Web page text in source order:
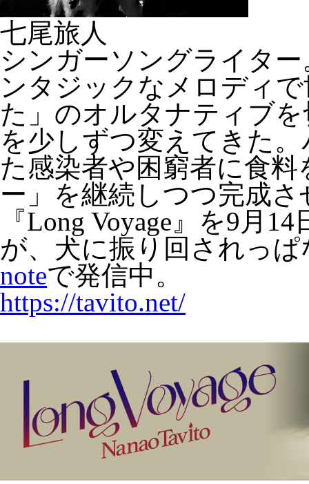
七尾旅人
シンガーソングライタ
ンタジックなメロディ
た」のオルタナティブ
を少しずつ変えてきた
た感染者や困窮者に食
ー」を継続しつつ完成
『Long Voyage』を9月
が、犬に振り回されっ
noteで発信中。
https://tavito.net/